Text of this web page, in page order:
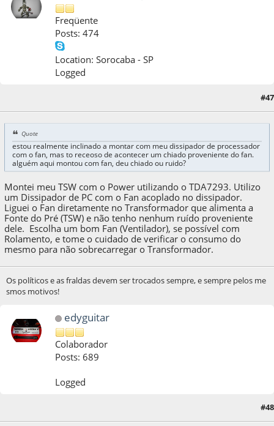
Freqüente
Posts: 474
Location: Sorocaba - SP
Logged
#47
Quote
estou realmente inclinado a montar com meu dissipador de processador
com o fan, mas to receoso de acontecer um chiado proveniente do fan.
alguém aqui montou com fan, deu chiado ou ruido?
Montei meu TSW com o Power utilizando o TDA7293. Utilizo
um Dissipador de PC com o Fan acoplado no dissipador.
Liguei o Fan diretamente no Transformador que alimenta a
Fonte do Pré (TSW) e não tenho nenhum ruído proveniente
dele. Escolha um bom Fan (Ventilador), se possível com
Rolamento, e tome o cuidado de verificar o consumo do
mesmo para não sobrecarregar o Transformador.
Os políticos e as fraldas devem ser trocados sempre, e sempre pelos me
smos motivos!
edyguitar
Colaborador
Posts: 689
Logged
#48